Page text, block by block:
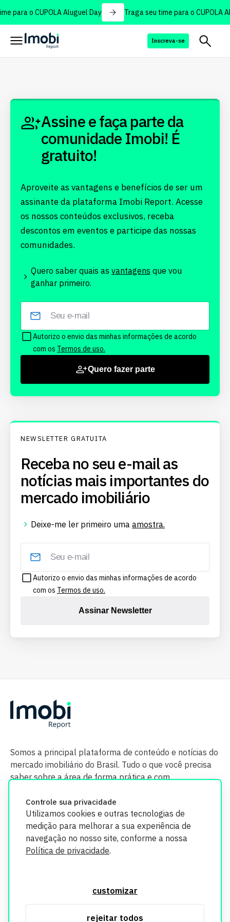
para o CUPOLA Aluguel Day Traga seu time para o CUPOLA
Inscreva-se
Controle sua privacidade
Utilizamos cookies e outras tecnologias de
medição para melhorar a sua experiência de
navegação no nosso site, conforme a nossa
Política de privacidade.
customizar
rejeitar todos
Assine e faça parte da
comunidade Imobi! É
gratuito!
Aproveite as vantagens e benefícios de ser um
assinante da plataforma Imobi Report. Acesse
os nossos conteúdos exclusivos, receba
descontos em eventos e participe das nossas
comunidades.
Quero saber quais as vantagens que vou
ganhar primeiro.
Autorizo o envio das minhas informações de acordo
com os Termos de uso.
Quero fazer parte
NEWSLETTER GRATUITA
Receba no seu e-mail as
notícias mais importantes do
mercado imobiliário
Deixe-me ler primeiro uma amostra.
Autorizo o envio das minhas informações de acordo
com os Termos de uso.
Assinar Newsletter
Somos a principal plataforma de conteúdo e notícias do
mercado imobiliário do Brasil. Tudo o que você precisa
saber sobre a área de forma prática e com
segurança. Todos os dados coletados em nosso site são
utilizados exclusivamente para fins de aprimoramento de
informações, consulte nossa Política de Privacidade.